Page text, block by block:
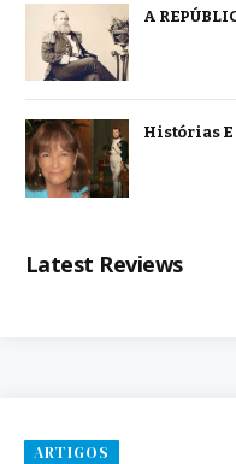
A
Histórias E
Latest Reviews
ARTIGOS